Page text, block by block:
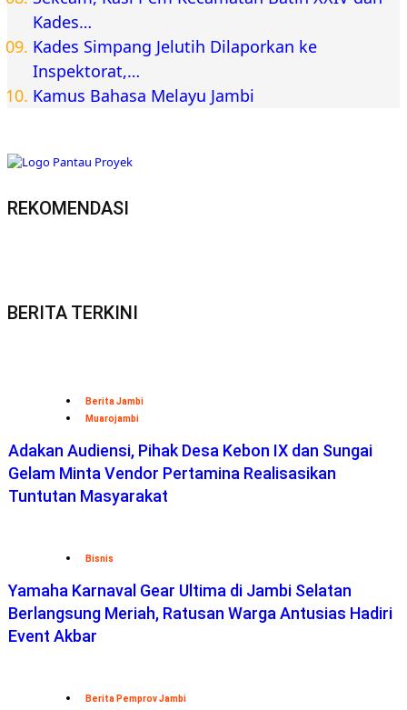
Kades…
Kades Simpang Jelutih Dilaporkan ke
Inspektorat,…
Kamus Bahasa Melayu Jambi
REKOMENDASI
BERITA TERKINI
Berita Jambi
Muarojambi
Adakan Audiensi, Pihak Desa Kebon IX dan Sungai
Gelam Minta Vendor Pertamina Realisasikan
Tuntutan Masyarakat
Bisnis
Yamaha Karnaval Gear Ultima di Jambi Selatan
Berlangsung Meriah, Ratusan Warga Antusias Hadiri
Event Akbar
Berita Pemprov Jambi